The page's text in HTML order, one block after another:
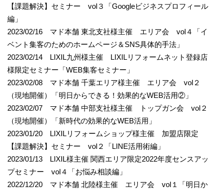
【課題解決】セミナー vol３「Googleビジネスプロフィール
編」
2023/02/16 マド本舗 東北支社様主催 エリア会 vol４「イ
ベント集客のためのホームページ＆SNS具体的手法」
2023/02/14 LIXIL九州様主催 LIXILリフォームネット登録店
様限定セミナー「WEB集客セミナー」
2023/02/08 マド本舗 千葉エリア様主催 エリア会 vol２
（現地開催）「明日からできる！効果的なWEB活用②」
2023/02/07 マド本舗 中部支社様主催 トップガン会 vol２
（現地開催）「新時代の効果的なWEB活用」
2023/01/20 LIXILリフォームショップ様主催 加盟店限定
【課題解決】セミナー vol２「LINE活用術編」
2023/01/13 LIXIL様主催 関西エリア限定2022年度センスアッ
プセミナー vol４「お悩み相談編」
2022/12/20 マド本舗 北陸様主催 エリア会 vol１「明日か